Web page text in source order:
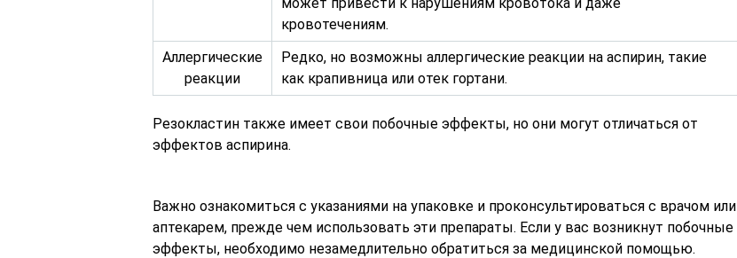
кровотечениям.
Аллергические
реакции
Редко, но возможны аллергические реакции на аспирин, такие
как крапивница или отек гортани.
Резокластин также имеет свои побочные эффекты, но они могут отличаться от
эффектов аспирина.
Важно ознакомиться с указаниями на упаковке и проконсультироваться с врачом или
аптекарем, прежде чем использовать эти препараты. Если у вас возникнут побочные
эффекты, необходимо незамедлительно обратиться за медицинской помощью.